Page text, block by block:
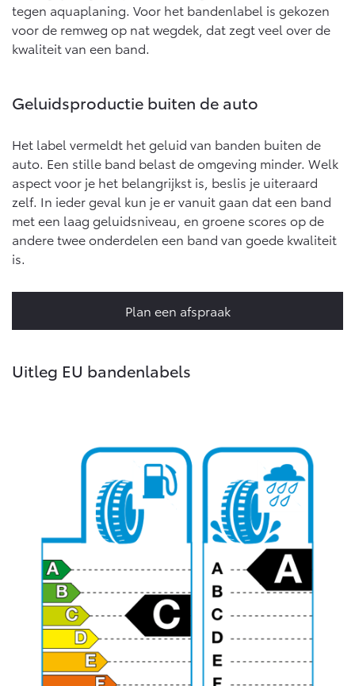
tegen aquaplaning. Voor het bandenlabel is gekozen
voor de remweg op nat wegdek, dat zegt veel over de
kwaliteit van een band.
Geluidsproductie buiten de auto
Het label vermeldt het geluid van banden buiten de
auto. Een stille band belast de omgeving minder. Welk
aspect voor je het belangrijkst is, beslis je uiteraard
zelf. In ieder geval kun je er vanuit gaan dat een band
met een laag geluidsniveau, en groene scores op de
andere twee onderdelen een band van goede kwaliteit
is.
Plan een afspraak
Uitleg EU bandenlabels